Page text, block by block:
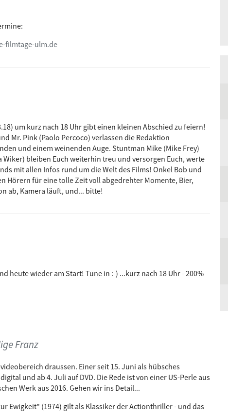
filmtage-ulm.de
um kurz nach 18 Uhr gibt einen kleinen Abschied zu feiern!
Mr. Pink (Paolo Percoco) verlassen die Redaktion
und einem weinenden Auge. Stuntman Mike (Mike Frey)
Wiker) bleiben Euch weiterhin treu und versorgen Euch, werte
mit allen Infos rund um die Welt des Films! Onkel Bob und
Hörern für eine tolle Zeit voll abgedrehter Momente, Bier,
ab, Kamera läuft, und... bitte!
heute wieder am Start! Tune in :-) ...kurz nach 18 Uhr - 200%
Franz
draussen. Einer seit 15. Juni als hübsches
und ab 4. Juli auf DVD. Die Rede ist von einer US-Perle aus
Werk aus 2016. Gehen wir ins Detail...
Ewigkeit" (1974) gilt als Klassiker der Actionthriller - und das